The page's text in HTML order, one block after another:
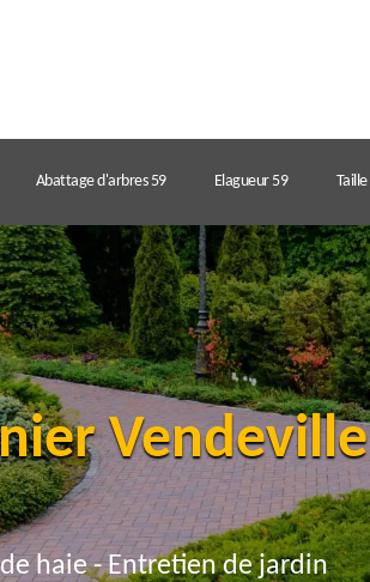
Abattage d'arbres 59 Elagueur 59
Vendeville
haie - Entretien de jardin